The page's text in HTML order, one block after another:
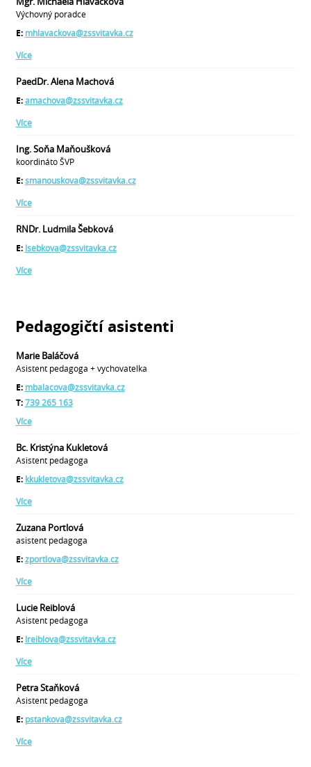
Výchovný poradce
E: mhlavackova@zssvitavka.cz
Více
PaedDr. Alena Machová
E:amachova@zssvitavka.cz
Více
Ing. Soňa Maňoušková
koordináto ŠVP
E:smanouskova@zssvitavka.cz
Více
RNDr. Ludmila Šebková
E: lsebkova@zssvitavka.cz
Více
Pedagogičtí asistenti
Marie Baláčová
Asistent pedagoga + vychovatelka
E: mbalacova@zssvitavka.cz
T:739 265 163
Více
Bc. Kristýna Kukletová
Asistent pedagoga
E: kkukletova@zssvitavka.cz
Více
Zuzana Portlová
asistent pedagoga
E:zportlova@zssvitavka.cz
Více
Lucie Reiblová
Asistent pedagoga
E: lreiblova@zssvitavka.cz
Více
Petra Staňková
Asistent pedagoga
E: pstankova@zssvitavka.cz
Více